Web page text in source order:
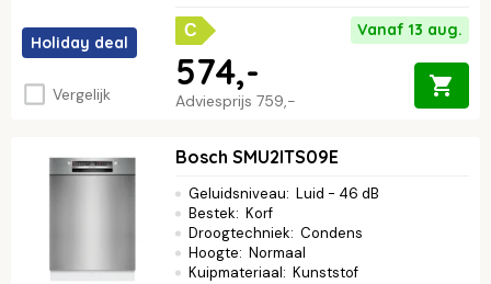
Holiday deal
Vergelijk
C Vanaf 13 aug.
Adviesprijs 759,-
574,-
Bosch SMU2ITS09E
Geluidsniveau: Luid - 46 dB
Bestek: Korf
Droogtechniek: Condens
Hoogte: Normaal
Kuipmateriaal: Kunststof